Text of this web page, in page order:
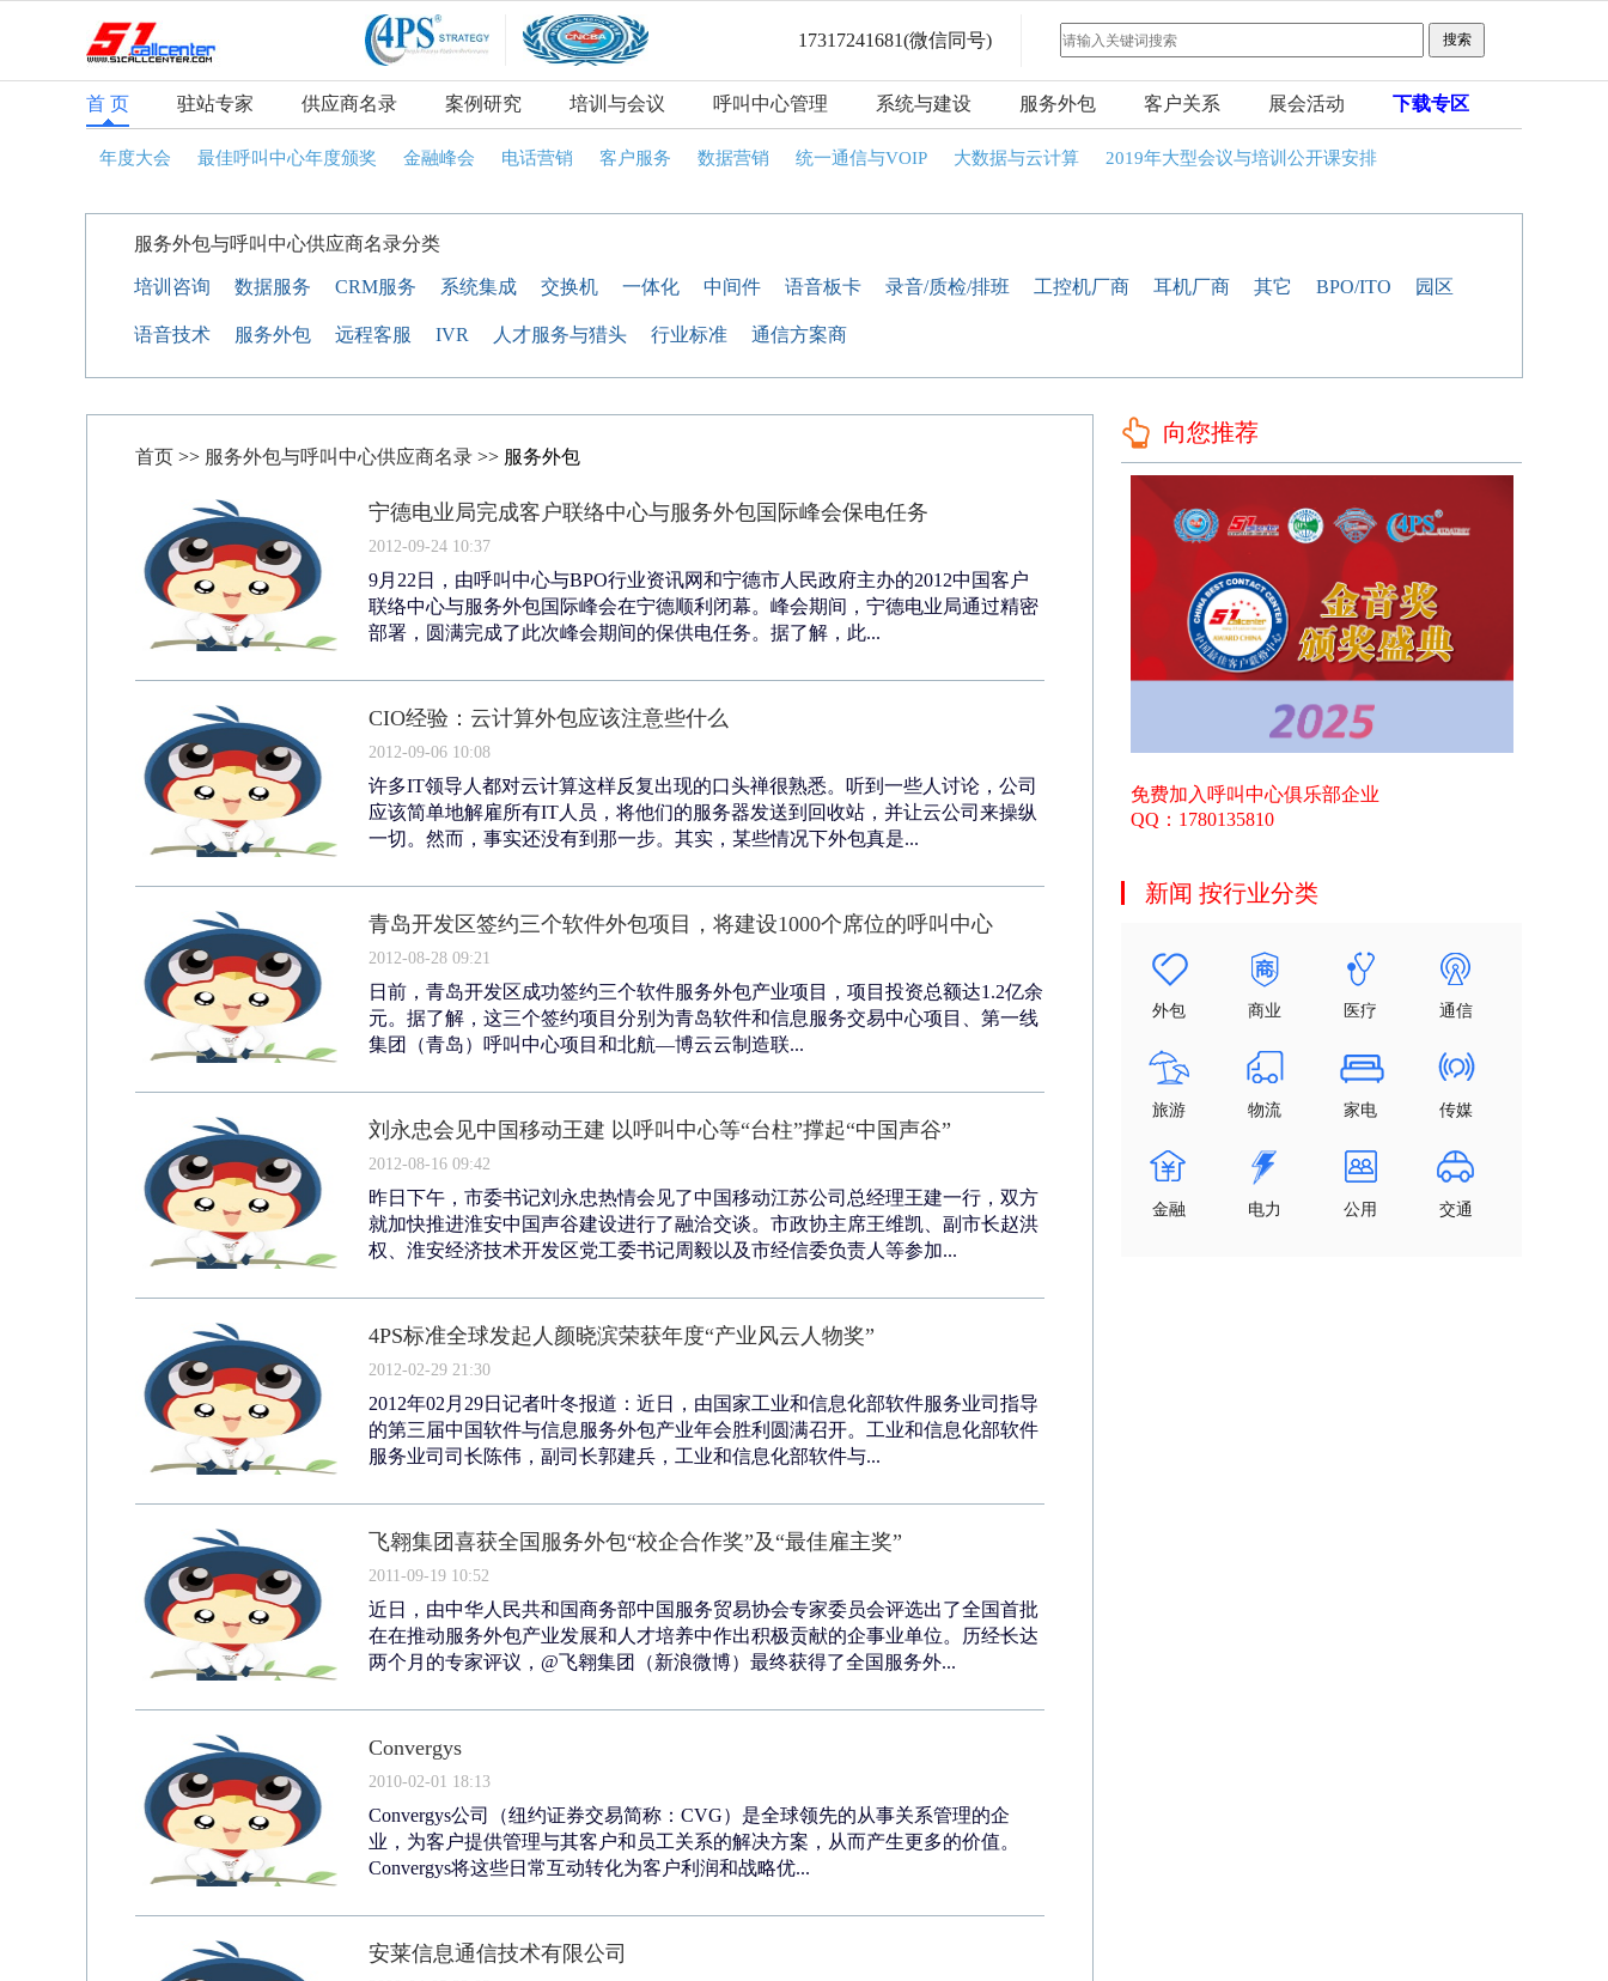
17317241681(微信同号)
首 页 驻站专家 供应商名录 案例研究 培训与会议 呼叫中心管理 系统与建设 服务外包 客户关系 展会活动 下载专区
年度大会 最佳呼叫中心年度颁奖 金融峰会 电话营销 客户服务 数据营销 统一通信与VOIP 大数据与云计算 2019年大型会议与培训公开课安排
服务外包与呼叫中心供应商名录分类
培训咨询 数据服务 CRM服务 系统集成 交换机 一体化 中间件 语音板卡 录音/质检/排班 工控机厂商 耳机厂商 其它 BPO/ITO 园区
语音技术 服务外包 远程客服 IVR 人才服务与猎头 行业标准 通信方案商
首页 >> 服务外包与呼叫中心供应商名录 >> 服务外包
宁德电业局完成客户联络中心与服务外包国际峰会保电任务
2012-09-24 10:37
9月22日，由呼叫中心与BPO行业资讯网和宁德市人民政府主办的2012中国客户
联络中心与服务外包国际峰会在宁德顺利闭幕。峰会期间，宁德电业局通过精密
部署，圆满完成了此次峰会期间的保供电任务。据了解，此...
CIO经验：云计算外包应该注意些什么
2012-09-06 10:08
许多IT领导人都对云计算这样反复出现的口头禅很熟悉。听到一些人讨论，公司
应该简单地解雇所有IT人员，将他们的服务器发送到回收站，并让云公司来操纵
一切。然而，事实还没有到那一步。其实，某些情况下外包真是...
青岛开发区签约三个软件外包项目，将建设1000个席位的呼叫中心
2012-08-28 09:21
日前，青岛开发区成功签约三个软件服务外包产业项目，项目投资总额达1.2亿余
元。据了解，这三个签约项目分别为青岛软件和信息服务交易中心项目、第一线
集团（青岛）呼叫中心项目和北航—博云云制造联...
刘永忠会见中国移动王建 以呼叫中心等“台柱”撑起“中国声谷”
2012-08-16 09:42
昨日下午，市委书记刘永忠热情会见了中国移动江苏公司总经理王建一行，双方
就加快推进淮安中国声谷建设进行了融洽交谈。市政协主席王维凯、副市长赵洪
权、淮安经济技术开发区党工委书记周毅以及市经信委负责人等参加...
4PS标准全球发起人颜晓滨荣获年度“产业风云人物奖”
2012-02-29 21:30
2012年02月29日记者叶冬报道：近日，由国家工业和信息化部软件服务业司指导
的第三届中国软件与信息服务外包产业年会胜利圆满召开。工业和信息化部软件
服务业司司长陈伟，副司长郭建兵，工业和信息化部软件与...
飞翱集团喜获全国服务外包“校企合作奖”及“最佳雇主奖”
2011-09-19 10:52
近日，由中华人民共和国商务部中国服务贸易协会专家委员会评选出了全国首批
在在推动服务外包产业发展和人才培养中作出积极贡献的企事业单位。历经长达
两个月的专家评议，@飞翱集团（新浪微博）最终获得了全国服务外...
Convergys
2010-02-01 18:13
Convergys公司（纽约证券交易简称：CVG）是全球领先的从事关系管理的企
业，为客户提供管理与其客户和员工关系的解决方案，从而产生更多的价值。
Convergys将这些日常互动转化为客户利润和战略优...
安莱信息通信技术有限公司
向您推荐
免费加入呼叫中心俱乐部企业
QQ：1780135810
新闻 按行业分类
外包 商业 医疗 通信
旅游 物流 家电 传媒
金融 电力 公用 交通